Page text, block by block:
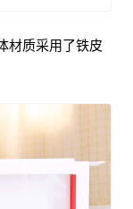
材质采用了铁皮